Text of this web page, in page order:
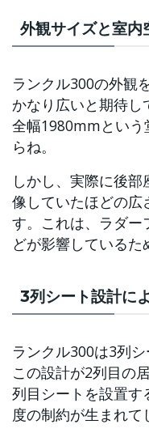
外観サイズと室内
ランクル300の外観
かなり広いと期待し
全幅1980mmという
らね。
しかし、実際に後
像していたほどの広
す。これは、ラダー
どが影響しているた
3列シート設計に
ランクル300は3列
この設計が2列目の
列目シートを設置す
度の制約が生まれて